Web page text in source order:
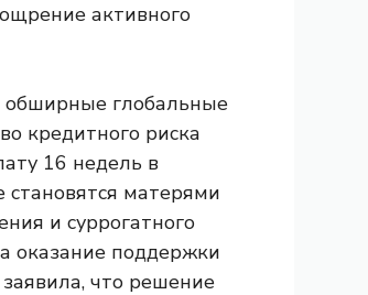
активного
обширные глобальные
кредитного риска
16 недель в
матерями
и суррогатного
оказание поддержки
что решение